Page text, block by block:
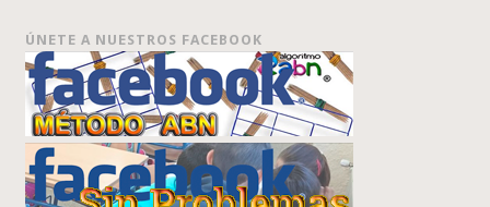
ÚNETE A NUESTROS FACEBOOK